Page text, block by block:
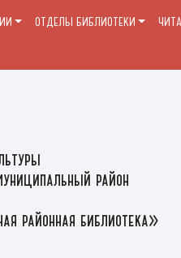
район
районная библиотека»
ОТДЕЛЫ БИБЛИОТЕКИ